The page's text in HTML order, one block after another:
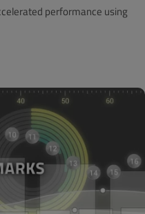
performance using